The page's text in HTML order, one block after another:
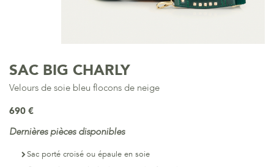
SAC BIG CHARLY
Velours de soie bleu flocons de neige
690 €
Dernières pièces disponibles
Sac porté croisé ou épaule en soie